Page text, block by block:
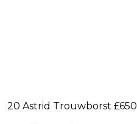
20 Astrid Trouwborst £650